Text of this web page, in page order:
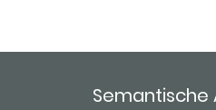
Semantische